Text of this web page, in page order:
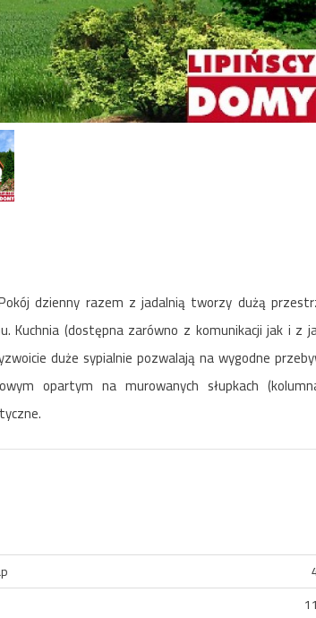
dzienny razem z jadalnią tworzy dużą
(dostępna zarówno z komunikacji jak i z
duże sypialnie pozwalają na wygodne
opartym na murowanych słupkach